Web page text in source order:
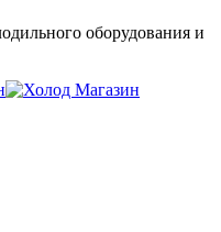
оборудования и